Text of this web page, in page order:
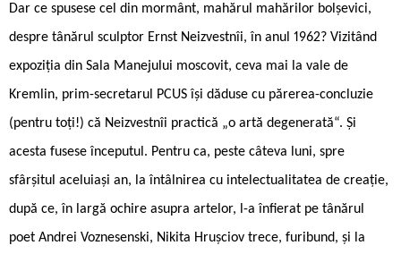
Dar ce spusese cel din mormânt, mahărul mahărilor bolșevici,
despre tânărul sculptor Ernst Neizvestnîi, în anul 1962? Vizitând
expoziția din Sala Manejului moscovit, ceva mai la vale de
Kremlin, prim-secretarul PCUS își dăduse cu părerea-concluzie
(pentru toți!) că Neizvestnîi practică „o artă degenerată“. Și
acesta fusese începutul. Pentru ca, peste câteva luni, spre
sfârșitul aceluiași an, la întâlnirea cu intelectualitatea de creație,
după ce, în largă ochire asupra artelor, l-a înfierat pe tânărul
poet Andrei Voznesenski, Nikita Hrușciov trece, furibund, și la